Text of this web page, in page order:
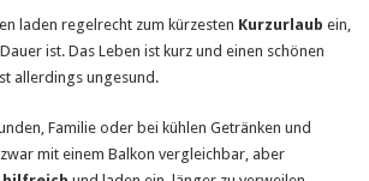
laden regelrecht zum kürzesten Kurzurlaub ein,
ist. Das Leben ist kurz und einen schönen
allerdings ungesund.
Familie oder bei kühlen Getränken und
mit einem Balkon vergleichbar, aber